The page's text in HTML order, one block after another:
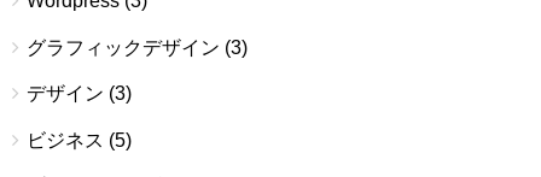
グラフィックデザイン (3)
デザイン (3)
ビジネス (5)